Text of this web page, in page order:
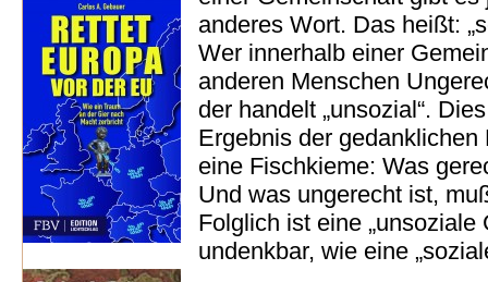
anderes Wort. Das heißt:
Wer innerhalb einer
anderen Menschen
der handelt „unsozial“.
Ergebnis der
eine Fischkieme: Was
Und was ungerecht ist,
Folglich ist eine „unsoziale
undenkbar, wie eine